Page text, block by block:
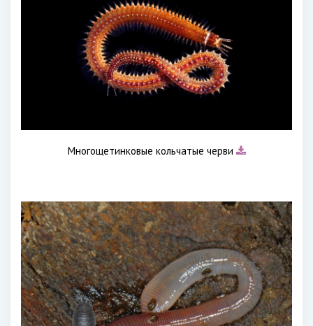
Многощетинковые кольчатые черви